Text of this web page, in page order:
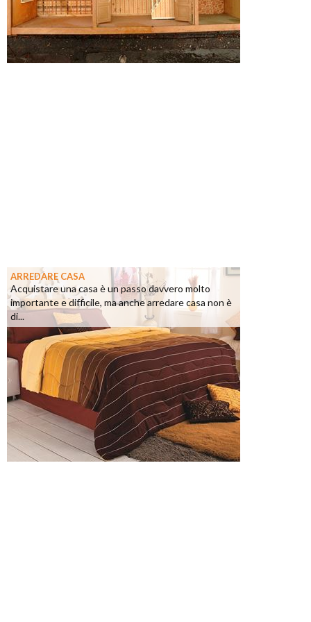
ARREDARE CASA
Acquistare una casa è un passo davvero molto
importante e difficile, ma anche arredare casa non è
di...